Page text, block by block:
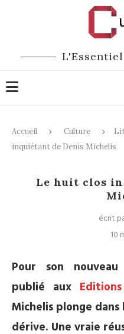
Accueil Culture
inquiétant de Denis Michelis
Le huit clos
écrit
10
Pour son
publié aux
Michelis plonge dans
dérive. Une vraie